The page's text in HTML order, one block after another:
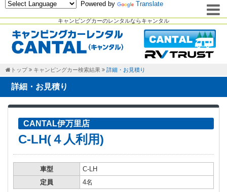
キャンピングカーのレンタルならキャンタル
Powered by Translate
トップ キャンピングカー検索結果 詳細・お見積り
詳細・お見積り
CANTAL伊万里店
C-LH(４人利用)
車型
C-LH
定員
4名